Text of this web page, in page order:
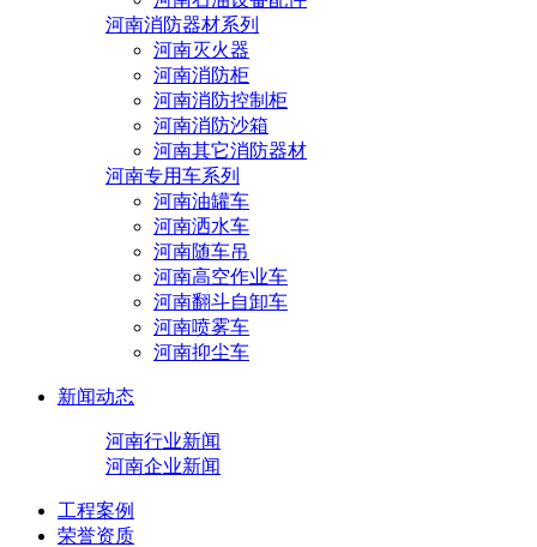
河南消防器材系列
河南灭火器
河南消防柜
河南消防控制柜
河南消防沙箱
河南其它消防器材
河南专用车系列
河南油罐车
河南洒水车
河南随车吊
河南高空作业车
河南翻斗自卸车
河南喷雾车
河南抑尘车
新闻动态
河南行业新闻
河南企业新闻
工程案例
荣誉资质